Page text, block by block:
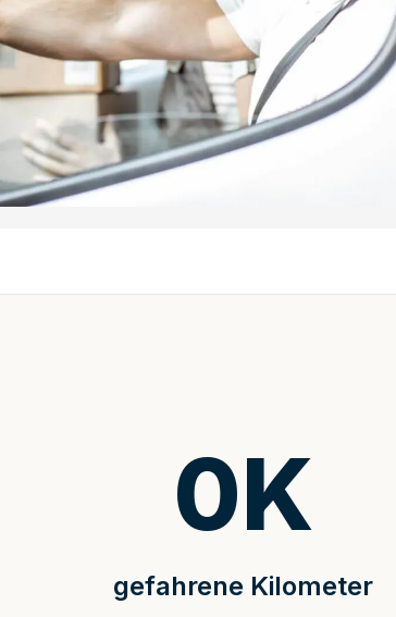
gefahrene Kilometer
0K